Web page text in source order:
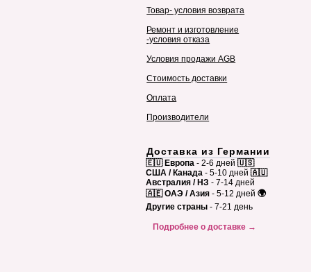
Товар- условия возврата
Ремонт и изготовление
-условия отказа
Условия продажи AGB
Стоимость доставки
Оплата
Производители
Доставка из Германии
🇪🇺 Европа - 2-6 дней 🇺🇸
США / Канада - 5-10 дней 🇦🇺
Австралия / НЗ - 7-14 дней
🇦🇪 ОАЭ / Азия - 5-12 дней 🌍
Другие страны - 7-21 день
Подробнее о доставке →